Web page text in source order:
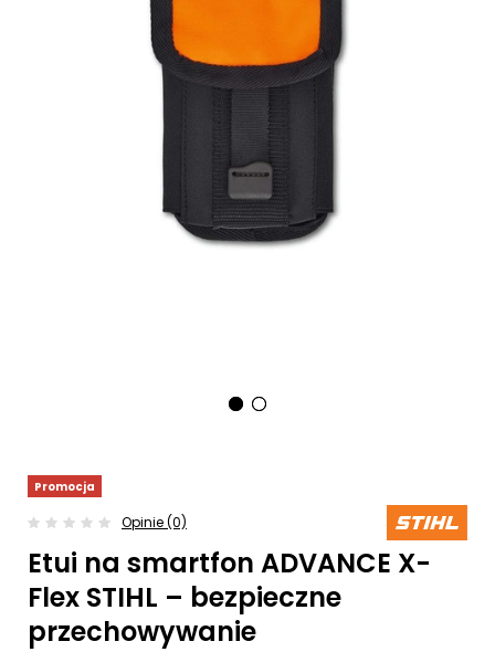
Promocja
Opinie (0)
Etui na smartfon ADVANCE X-
Flex STIHL – bezpieczne
przechowywanie